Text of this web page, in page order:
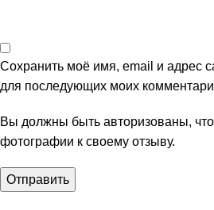
Сохранить моё имя, email и адрес
для последующих моих
Вы должны быть авторизованы,
фотографии к своему отзыву.